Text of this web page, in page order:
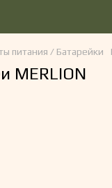
питания / Батарейки
MERLION